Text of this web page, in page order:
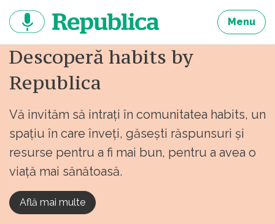
continut
Menu
Descoperă habits by
Republica
Vă invităm să intrați în comunitatea habits, un
spațiu în care înveți, găsești răspunsuri și
resurse pentru a fi mai bun, pentru a avea o
viață mai sănătoasă.
Află mai multe